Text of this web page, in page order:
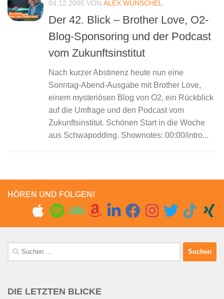
04.12.2005 VON ALEX WUNSCHEL
Der 42. Blick – Brother Love, O2-
Blog-Sponsoring und der Podcast
vom Zukunftsinstitut
Nach kurzer Abstinenz heute nun eine
Sonntag-Abend-Ausgabe mit Brother Love,
einem mysteriösen Blog von O2, ein Rückblick
auf die Umfrage und den Podcast vom
Zukunftsinstitut. Schönen Start in die Woche
aus Schwapodding. Shownotes: 00:00/intro...
HÖREN UND FOLGEN!
Suchen
nach:
DIE LETZTEN BLICKE